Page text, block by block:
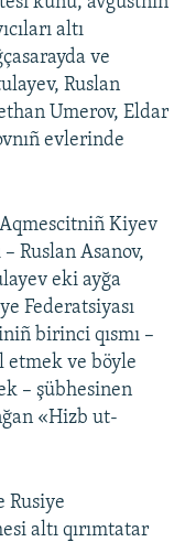
altı
ve
Ruslan
Umerov, Eldar
evlerinde
Kiyev
Ruslan Asanov,
eki ayğa
Federatsiyası
birinci qısmı –
etmek ve böyle
– şübhesinen
«Hizb ut-
Rusiye
altı qırımtatar